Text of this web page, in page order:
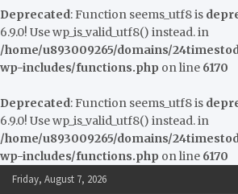
Deprecated: Function seems_utf8 is
6.9.0! Use wp_is_valid_utf8() instead. in
/home/u893009265/domains/
wp-includes/functions.php on line 6170
Deprecated: Function seems_utf8 is
6.9.0! Use wp_is_valid_utf8() instead. in
/home/u893009265/domains/
wp-includes/functions.php on line 6170
SkipFriday, August 7, 2026